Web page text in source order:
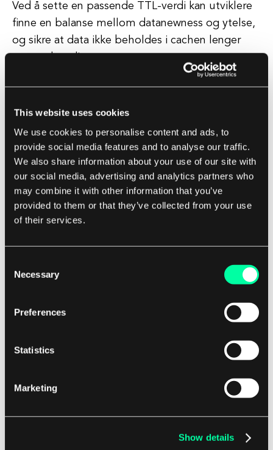
This website uses cookies
We use cookies to personalise content and ads, to
provide social media features and to analyse our traffic.
We also share information about your use of our site with
our social media, advertising and analytics partners who
may combine it with other information that you’ve
provided to them or that they’ve collected from your use
of their services.
Selection
Necessary
Preferences
Statistics
Marketing
Show details
Ved å sette en passende TTL-verdi kan utviklere
finne en balanse mellom datanewness og ytelse,
og sikre at data ikke beholdes i cachen lenger
vurdere naturen til dataene som cachen
inneholder og kravene til applikasjonen.
Data som endres ofte kan kreve en kortere TTL
for å sikre at brukerne alltid får tilgang til den
mest aktuelle informasjonen, mens data som er
cacheoppdateringer.
Konklusjon
I programvareutvikling er Tid til å leve et kritisk
begrep for å håndtere cachet data og
som de minimerer påvirkningen på